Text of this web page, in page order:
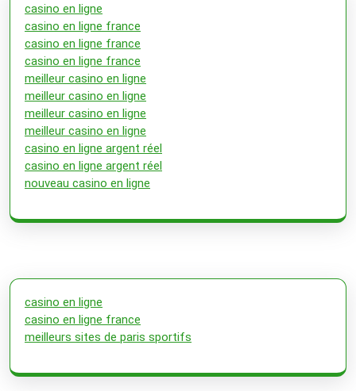
casino en ligne
casino en ligne france
casino en ligne france
casino en ligne france
meilleur casino en ligne
meilleur casino en ligne
meilleur casino en ligne
meilleur casino en ligne
casino en ligne argent réel
casino en ligne argent réel
nouveau casino en ligne
casino en ligne
casino en ligne france
meilleurs sites de paris sportifs